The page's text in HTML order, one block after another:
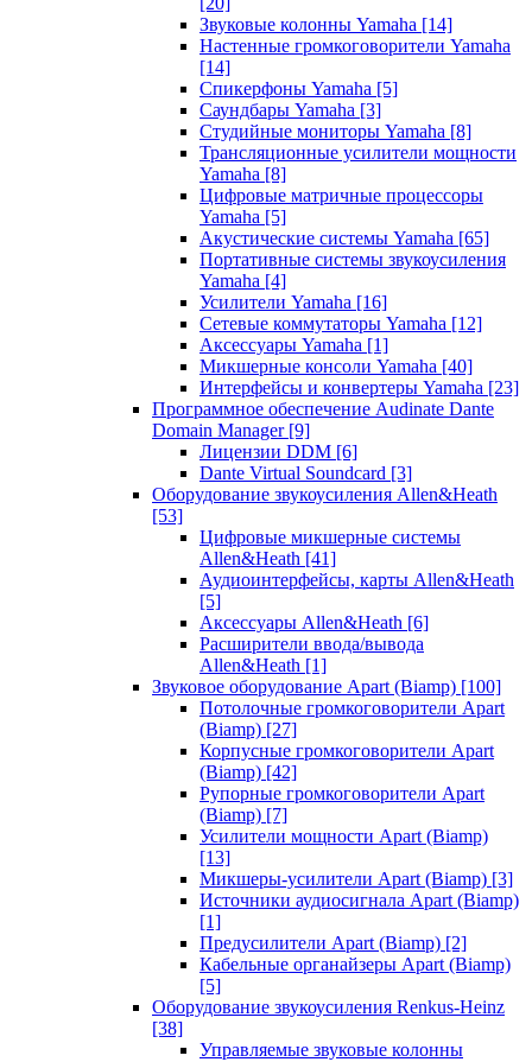
Звуковые колонны Yamaha [14]
Настенные громкоговорители Yamaha
[14]
Спикерфоны Yamaha [5]
Саундбары Yamaha [3]
Студийные мониторы Yamaha [8]
Трансляционные усилители мощности
Yamaha [8]
Цифровые матричные процессоры
Yamaha [5]
Акустические системы Yamaha [65]
Портативные системы звукоусиления
Yamaha [4]
Усилители Yamaha [16]
Сетевые коммутаторы Yamaha [12]
Аксессуары Yamaha [1]
Микшерные консоли Yamaha [40]
Интерфейсы и конвертеры Yamaha [23]
Программное обеспечение Audinate Dante
Domain Manager [9]
Лицензии DDM [6]
Dante Virtual Soundcard [3]
Оборудование звукоусиления Allen&Heath
[53]
Цифровые микшерные системы
Allen&Heath [41]
Аудиоинтерфейсы, карты Allen&Heath
[5]
Аксессуары Allen&Heath [6]
Расширители ввода/вывода
Allen&Heath [1]
Звуковое оборудование Apart (Biamp) [100]
Потолочные громкоговорители Apart
(Biamp) [27]
Корпусные громкоговорители Apart
(Biamp) [42]
Рупорные громкоговорители Apart
(Biamp) [7]
Усилители мощности Apart (Biamp)
[13]
Микшеры-усилители Apart (Biamp) [3]
Источники аудиосигнала Apart (Biamp)
[1]
Предусилители Apart (Biamp) [2]
Кабельные органайзеры Apart (Biamp)
[5]
Оборудование звукоусиления Renkus-Heinz
[38]
Управляемые звуковые колонны